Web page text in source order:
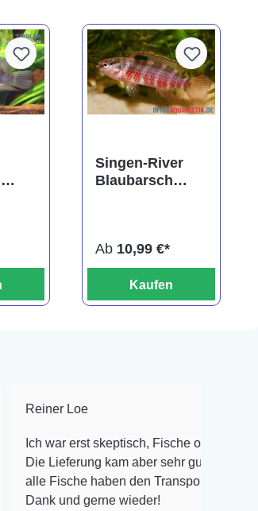
Singen-River
Blaubarsch
Ab 10,99 €*
Kaufen
erst skeptisch, Fische online zu bestellen!
kam aber sehr gut verpackt an und
haben den Transport überlebt! Vielen
gerne wieder!